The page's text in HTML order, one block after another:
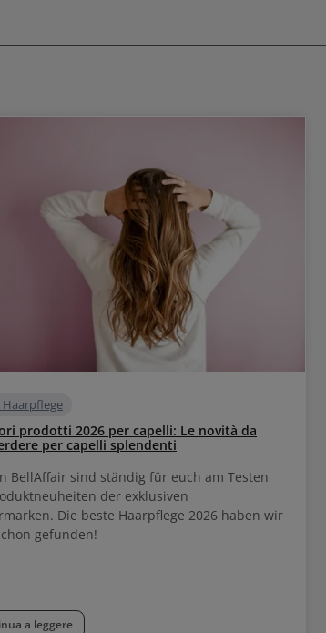
Haarpflege
prodotti 2026 per capelli: Le novità da
per capelli splendenti
BellAffair sind ständig für euch am Testen
der exklusiven
Die beste Haarpflege 2026 haben wir
gefunden!
a leggere